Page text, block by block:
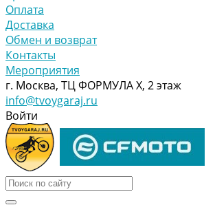
Оплата
Доставка
Обмен и возврат
Контакты
Мероприятия
г. Москва, ТЦ ФОРМУЛА Х, 2 этаж
info@tvoygaraj.ru
Войти